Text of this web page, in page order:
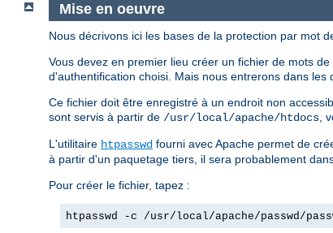
Mise en oeuvre
Nous décrivons ici les bases de la protection par mot
Vous devez en premier lieu créer un fichier de mots
d'authentification choisi. Mais nous entrerons dans
Ce fichier doit être enregistré à un endroit non
sont servis à partir de /usr/local/apache/htdocs ,
L'utilitaire htpasswd fourni avec Apache permet de
à partir d'un paquetage tiers, il sera probablement
Pour créer le fichier, tapez :
htpasswd -c /usr/local/apache/passwd/